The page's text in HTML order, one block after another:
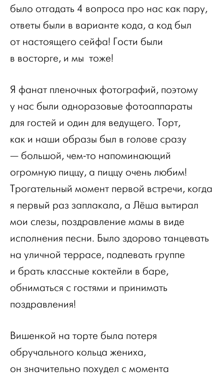
было отгадать 4 вопроса про нас как пару,
ответы были в варианте кода, а код был
от настоящего сейфа! Гости были
в восторге, и мы тоже!
Я фанат пленочных фотографий, поэтому
у нас были одноразовые фотоаппараты
для гостей и один для ведущего. Торт,
как и наши образы был в голове сразу
— большой, чем-то напоминающий
огромную пиццу, а пиццу очень любим!
Трогательный момент первой встречи, когда
я первый раз заплакала, а Лёша вытирал
мои слезы, поздравление мамы в виде
исполнения песни. Было здорово танцевать
на уличной террасе, подпевать группе
и брать классные коктейли в баре,
обниматься с гостями и принимать
поздравления!
Вишенкой на торте была потеря
обручального кольца жениха,
он значительно похудел с момента